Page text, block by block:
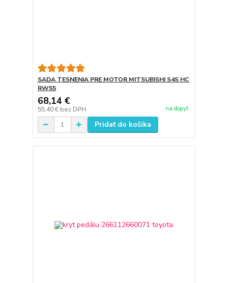
SADA TESNENIA PRE MOTOR MITSUBISHI S4S HC
RW55
68,14 €
55,40 € bez DPH na dopyt
Pridať do košíka